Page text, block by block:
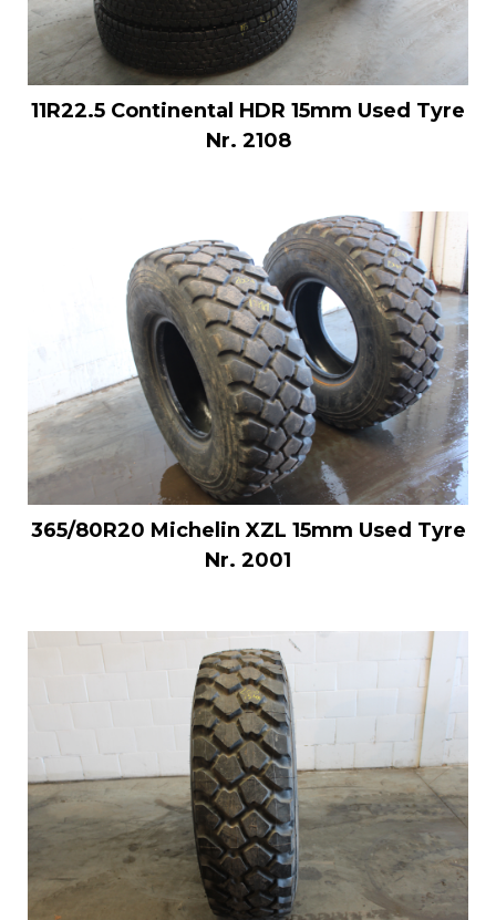
11R22.5 Continental HDR 15mm Used Tyre
Nr. 2108
365/80R20 Michelin XZL 15mm Used Tyre
Nr. 2001